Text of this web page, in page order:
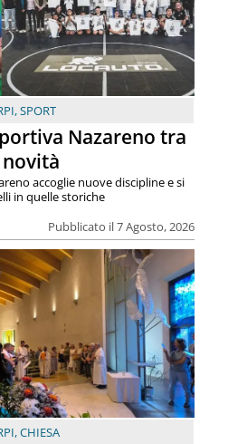
,SPORT
Nazareno tra
Pubblicato il 7 Agosto, 2026
accoglie nuove discipline e si
in quelle storiche
,CHIESA